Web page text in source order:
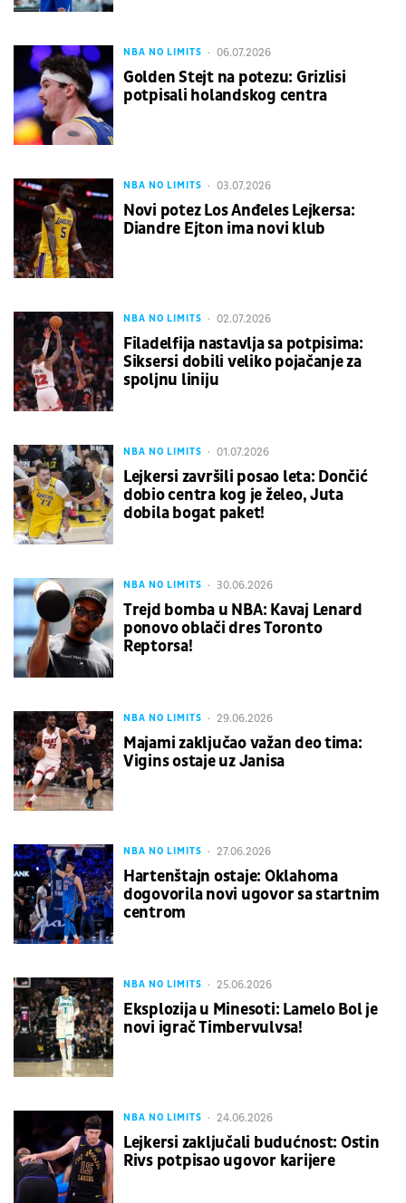
NBA NO LIMITS 06.07.2026
Golden Stejt na potezu: Grizlisi
potpisali holandskog centra
NBA NO LIMITS 03.07.2026
Novi potez Los Anđeles Lejkersa:
Diandre Ejton ima novi klub
NBA NO LIMITS 02.07.2026
Filadelfija nastavlja sa potpisima:
Siksersi dobili veliko pojačanje za
spoljnu liniju
NBA NO LIMITS 01.07.2026
Lejkersi završili posao leta: Dončić
dobio centra kog je želeo, Juta
dobila bogat paket!
NBA NO LIMITS 30.06.2026
Trejd bomba u NBA: Kavaj Lenard
ponovo oblači dres Toronto
Reptorsa!
NBA NO LIMITS 29.06.2026
Majami zaključao važan deo tima:
Vigins ostaje uz Janisa
NBA NO LIMITS 27.06.2026
Hartenštajn ostaje: Oklahoma
dogovorila novi ugovor sa startnim
centrom
NBA NO LIMITS 25.06.2026
Eksplozija u Minesoti: Lamelo Bol je
novi igrač Timbervulvsa!
NBA NO LIMITS 24.06.2026
Lejkersi zaključali budućnost: Ostin
Rivs potpisao ugovor karijere